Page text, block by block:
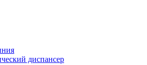
диспансер